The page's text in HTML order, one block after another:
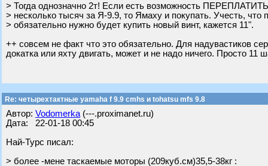
> Тогда однозначно 2т! Если есть возможность
> несколько тысяч за Я-9.9, то Ямаху и покупать. Учесть, что
> обязательно нужно будет купить новый винт, кажется 11".
++ совсем не факт что это обязательно. Для надувастиков
докатка или яхту двигать, может и не надо ничего. Просто
Re: четырехтактные yamaha f 9.9 cmhs и tohatsu mfs 9.8
Автор: Vodomerka (---.proximanet.ru)
Дата: 22-01-18 00:45
Най-Турс писал:
> более -мене таскаемые моторы (209куб.см)35,5-38кг :